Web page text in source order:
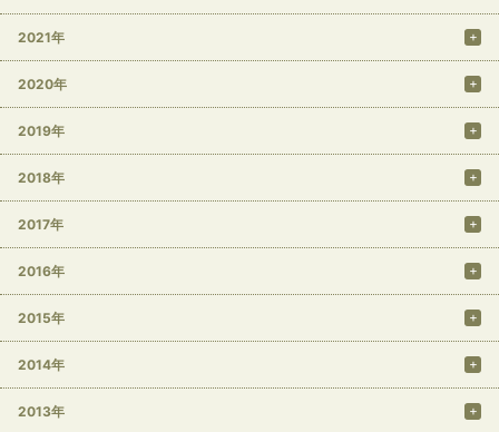
2021年
2020年
2019年
2018年
2017年
2016年
2015年
2014年
2013年